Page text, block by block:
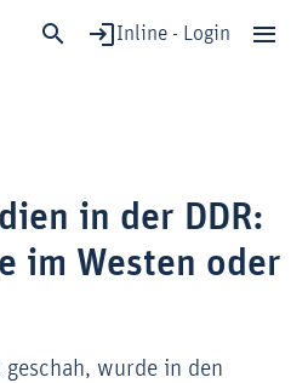
Inline - Login
in der DDR:
im Westen oder
wurde in den